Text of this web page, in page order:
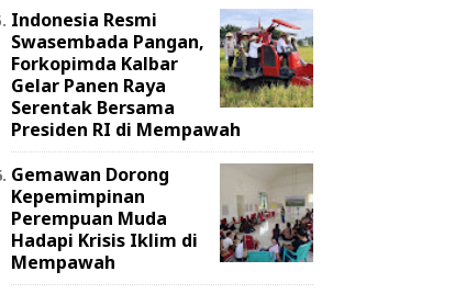
Indonesia Resmi
Swasembada Pangan,
Forkopimda Kalbar
Gelar Panen Raya
Serentak Bersama
Presiden RI di Mempawah
Gemawan Dorong
Kepemimpinan
Perempuan Muda
Hadapi Krisis Iklim di
Mempawah